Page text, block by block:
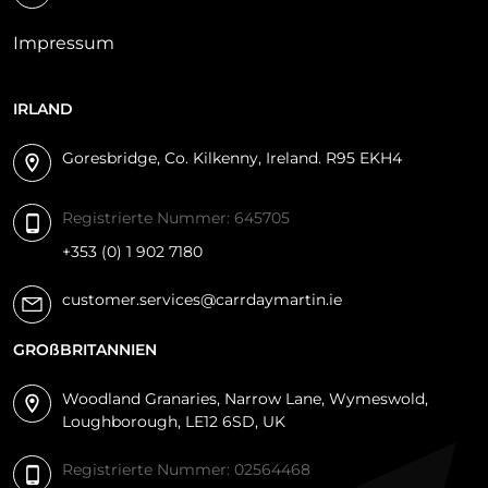
Boxenstopp
Rheydter Straße 51 Neuss Deutschland
0049-02836-85192
Impressum
IRLAND
Goresbridge, Co. Kilkenny, Ireland. R95 EKH4
Registrierte Nummer: 645705
+353 (0) 1 902 7180
customer.services@carrdaymartin.ie
GROßBRITANNIEN
Woodland Granaries, Narrow Lane, Wymeswold,
Loughborough, LE12 6SD, UK
Registrierte Nummer: 02564468